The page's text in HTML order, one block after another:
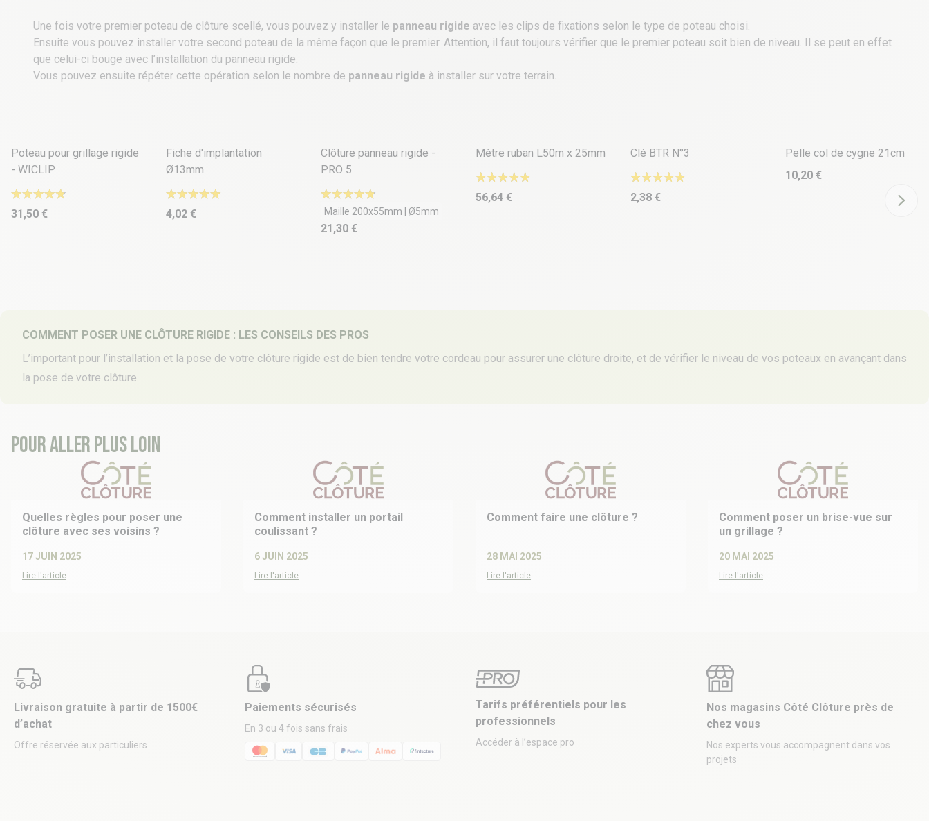
Une fois votre premier poteau de clôture scellé, vous pouvez y installer le panneau rigide avec les clips de fixations selon le type de poteau choisi.
Ensuite vous pouvez installer votre second poteau de la même façon que le premier. Attention, il faut toujours vérifier que le premier poteau soit bien de niveau. Il se peut en effet
que celui-ci bouge avec l’installation du panneau rigide.
Vous pouvez ensuite répéter cette opération selon le nombre de panneau rigide à installer sur votre terrain.
Poteau pour grillage rigide
- WICLIP
31,50 €
Fiche d'implantation
Ø13mm
4,02 €
Clôture panneau rigide -
PRO 5
Maille 200x55mm | Ø5mm
21,30 €
Mètre ruban L50m x 25mm
56,64 €
Clé BTR N°3
2,38 €
Pelle col de cygne 21cm
10,20 €
COMMENT POSER UNE CLÔTURE RIGIDE : LES CONSEILS DES PROS
L’important pour l’installation et la pose de votre clôture rigide est de bien tendre votre cordeau pour assurer une clôture droite, et de vérifier le niveau de vos poteaux en avançant dans
la pose de votre clôture.
Pour aller plus loin
Quelles règles pour poser une
clôture avec ses voisins ?
17 JUIN 2025
Lire l'article
Comment installer un portail
coulissant ?
6 JUIN 2025
Lire l'article
Comment faire une clôture ?
28 MAI 2025
Lire l'article
Comment poser un brise-vue sur
un grillage ?
20 MAI 2025
Lire l'article
Livraison gratuite à partir de 1500€
d’achat
Offre réservée aux particuliers
Paiements sécurisés
En 3 ou 4 fois sans frais
Tarifs préférentiels pour les
professionnels
Accéder à l’espace pro
Nos magasins Côté Clôture près de
chez vous
Nos experts vous accompagnent dans vos
projets